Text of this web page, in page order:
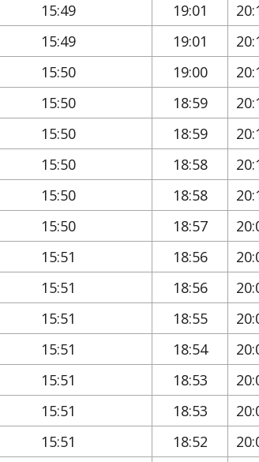
15:49 19:01
15:49 19:01
15:50 19:00
15:50 18:59
15:50 18:59
15:50 18:58
15:50 18:58
15:50 18:57
15:51 18:56
15:51 18:56
15:51 18:55
15:51 18:54
15:51 18:53
15:51 18:53
15:51 18:52